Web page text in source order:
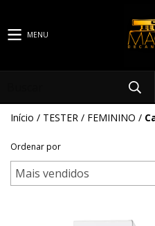
MENU
Início / TESTER / FEMININO /
Ordenar por